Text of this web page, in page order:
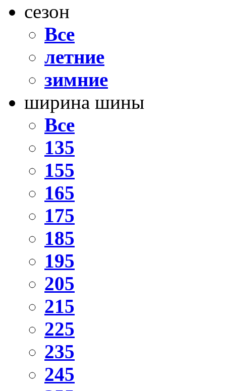
сезон
Все
летние
зимние
ширина шины
Все
135
155
165
175
185
195
205
215
225
235
245